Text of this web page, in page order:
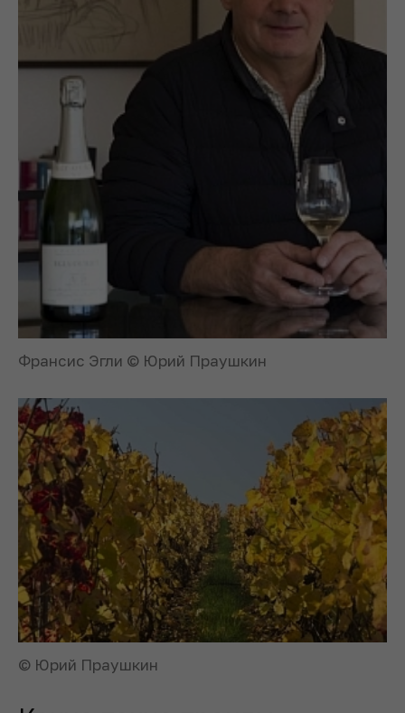
Франсис Эгли © Юрий Праушкин
© Юрий Праушкин